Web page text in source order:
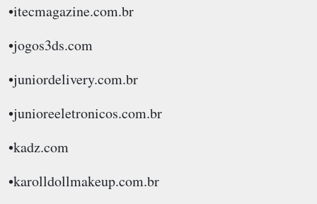
•itecmagazine.com.br
•jogos3ds.com
•juniordelivery.com.br
•junioreeletronicos.com.br
•kadz.com
•karolldollmakeup.com.br